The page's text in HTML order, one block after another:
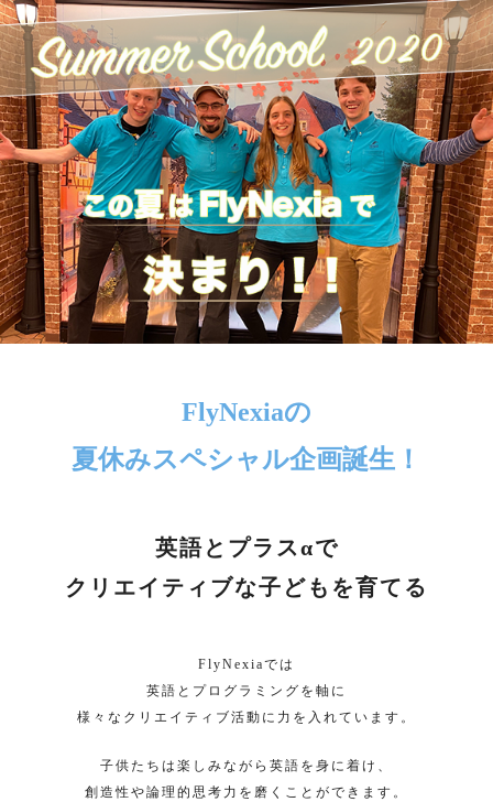
FlyNexiaの
夏休みスペシャル企画誕生！
英語とプラスαで
クリエイティブな子どもを育てる
FlyNexiaでは
英語とプログラミングを軸に
様々なクリエイティブ活動に力を入れています。
子供たちは楽しみながら英語を身に着け、
創造性や論理的思考力を磨くことができます。